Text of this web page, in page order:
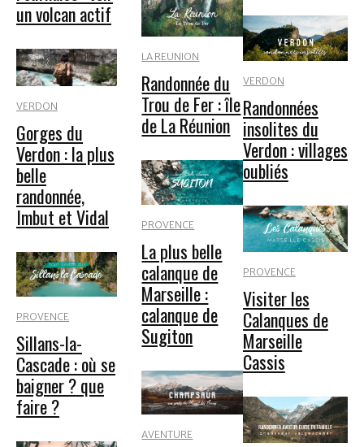
un volcan actif
VERDON
Gorges du
Verdon : la plus
belle
randonnée,
Imbut et Vidal
PROVENCE
Sillans-la-
Cascade : où se
baigner ? que
faire ?
LA REUNION
Randonnée du
Trou de Fer : île
de La Réunion
PROVENCE
La plus belle
calanque de
Marseille :
calanque de
Sugiton
AVENTURE
VERDON
Randonnées
insolites du
Verdon : villages
oubliés
PROVENCE
Visiter les
Calanques de
Marseille
Cassis